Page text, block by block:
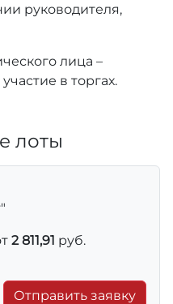
руководителя,
лица –
в торгах.
лоты
2 811,91 руб.
Отправить заявку